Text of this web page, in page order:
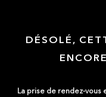
DÉSOLÉ,
La prise de rendez-vous